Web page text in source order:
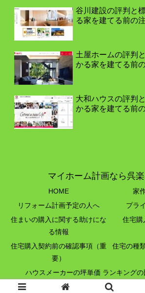
谷川建設の評判と
る家を建てる前の
土屋ホームの評判
かる家を建てる前
大和ハウスの評判
かる家を建てる前
マイホーム計画なら呉
HOME
家
リフォーム計画予定の人へ
プラ
住まいの購入に関する助けにな
る情報
住宅購
住宅購入契約前の確認事項（重
要）
住宅の種
ハウスメーカーの坪単価 ランキングの
© 2020 マイホーム計画なら呉